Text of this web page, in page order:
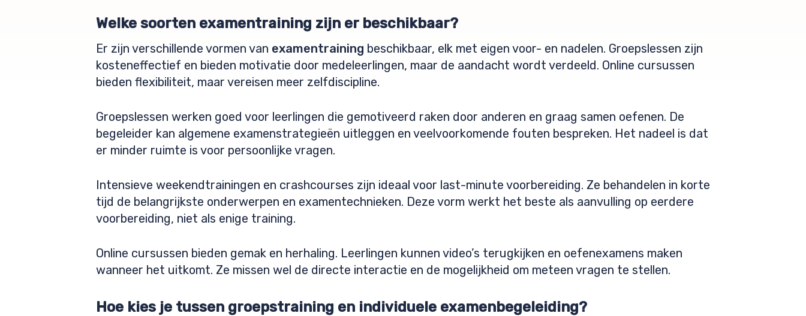
Welke soorten examentraining zijn er beschikbaar?
Er zijn verschillende vormen van examentraining beschikbaar, elk met eigen voor- en nadelen. Groepslessen zijn
kosteneffectief en bieden motivatie door medeleerlingen, maar de aandacht wordt verdeeld. Online cursussen
bieden flexibiliteit, maar vereisen meer zelfdiscipline.
Groepslessen werken goed voor leerlingen die gemotiveerd raken door anderen en graag samen oefenen. De
begeleider kan algemene examenstrategieën uitleggen en veelvoorkomende fouten bespreken. Het nadeel is dat
er minder ruimte is voor persoonlijke vragen.
Intensieve weekendtrainingen en crashcourses zijn ideaal voor last-minute voorbereiding. Ze behandelen in korte
tijd de belangrijkste onderwerpen en examentechnieken. Deze vorm werkt het beste als aanvulling op eerdere
voorbereiding, niet als enige training.
Online cursussen bieden gemak en herhaling. Leerlingen kunnen video’s terugkijken en oefenexamens maken
wanneer het uitkomt. Ze missen wel de directe interactie en de mogelijkheid om meteen vragen te stellen.
Hoe kies je tussen groepstraining en individuele examenbegeleiding?